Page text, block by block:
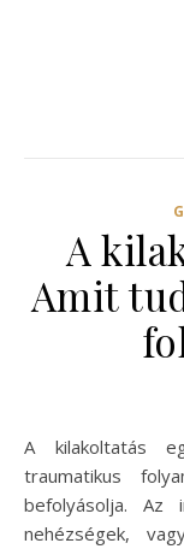
A
Amit
A kilakoltatás egy rendkívül érzékeny és sokszor
traumatikus
befolyásolja. Az
nehézségek,